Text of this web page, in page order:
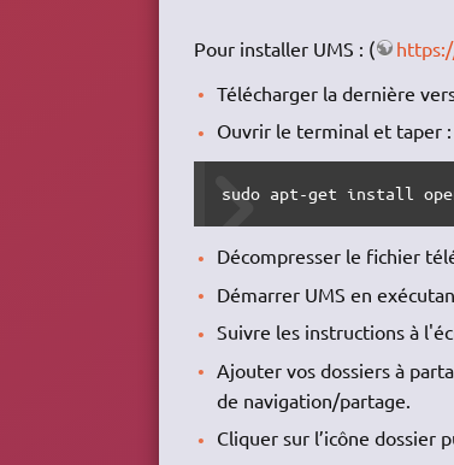
Pour installer UMS : (
Télécharger la dernière
Ouvrir le terminal et taper :
sudo apt-get install
Décompresser le fichier
Démarrer UMS en
Suivre les instructions à
Ajouter vos dossiers à
de navigation/partage.
Cliquer sur l’icône dossier